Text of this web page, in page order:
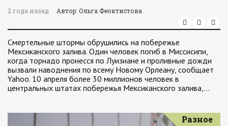
2 года назад Автор: Ольга Феоктистова
Смертельные штормы обрушились на побережье
Мексиканского залива. Один человек погиб в Миссисипи,
когда торнадо пронесся по Луизиане и проливные дожди
вызвали наводнения по всему Новому Орлеану, сообщает
Yahoo. 10 апреля более 30 миллионов человек в
центральных штатах побережья Мексиканского залива,…
Разное